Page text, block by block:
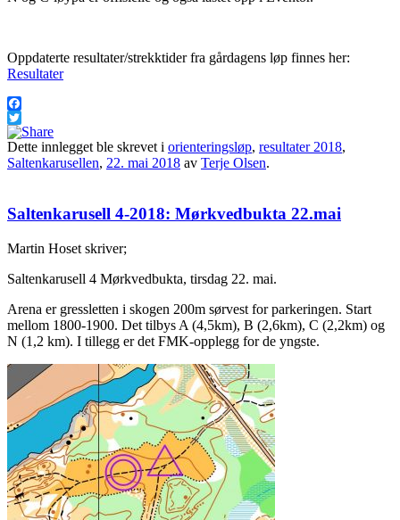
Oppdaterte resultater/strekktider fra gårdagens løp finnes her:
Resultater
Facebook
Twitter
Dette innlegget ble skrevet i orienteringsløp, resultater 2018,
Saltenkarusellen, 22. mai 2018 av Terje Olsen.
Saltenkarusell 4-2018: Mørkvedbukta 22.mai
Martin Hoset skriver;
Saltenkarusell 4 Mørkvedbukta, tirsdag 22. mai.
Arena er gressletten i skogen 200m sørvest for parkeringen. Start
mellom 1800-1900. Det tilbys A (4,5km), B (2,6km), C (2,2km) og
N (1,2 km). I tillegg er det FMK-opplegg for de yngste.